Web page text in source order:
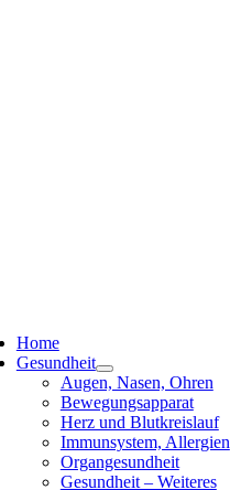
Home
Gesundheit
Augen, Nasen, Ohren
Bewegungsapparat
Herz und Blutkreislauf
Immunsystem, Allergien
Organgesundheit
Gesundheit – Weiteres